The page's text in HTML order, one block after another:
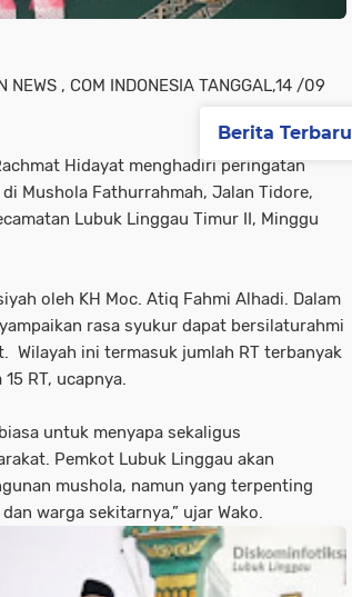
NEWS , COM INDONESIA TANGGAL,14 /09
Hidayat menghadiri peringatan
di Mushola Fathurrahmah, Jalan Tidore,
Lubuk Linggau Timur II, Minggu
oleh KH Moc. Atiq Fahmi Alhadi. Dalam
rasa syukur dapat bersilaturahmi
Wilayah ini termasuk jumlah RT terbanyak
RT, ucapnya.
untuk menyapa sekaligus
Pemkot Lubuk Linggau akan
mushola, namun yang terpenting
warga sekitarnya,” ujar Wako.
Berita Terbaru